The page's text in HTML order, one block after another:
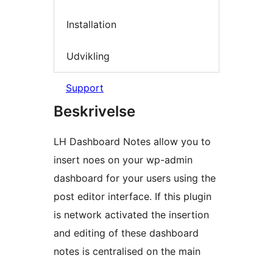
Installation
Udvikling
Support
Beskrivelse
LH Dashboard Notes allow you to
insert noes on your wp-admin
dashboard for your users using the
post editor interface. If this plugin
is network activated the insertion
and editing of these dashboard
notes is centralised on the main